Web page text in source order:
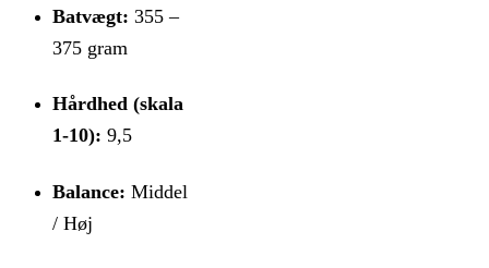
Batvægt: 355 –
375 gram
Hårdhed (skala
1-10): 9,5
Balance: Middel
/ Høj